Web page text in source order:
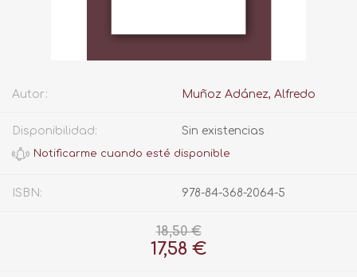
Autor: Muñoz Adánez, Alfredo
Disponibilidad: Sin existencias
ISBN: 978-84-368-2064-5
18,50 €
17,58 €